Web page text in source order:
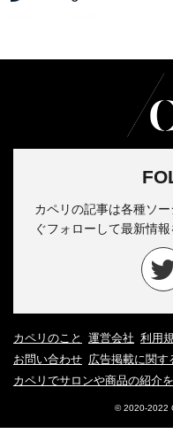
カペリの記事は各種ソ
ぐフォローして最新情
カペリのこと 運営会社 利用
お問い合わせ 広告掲載に関す
カペリでサロンや商品の紹介
© 2020-2022